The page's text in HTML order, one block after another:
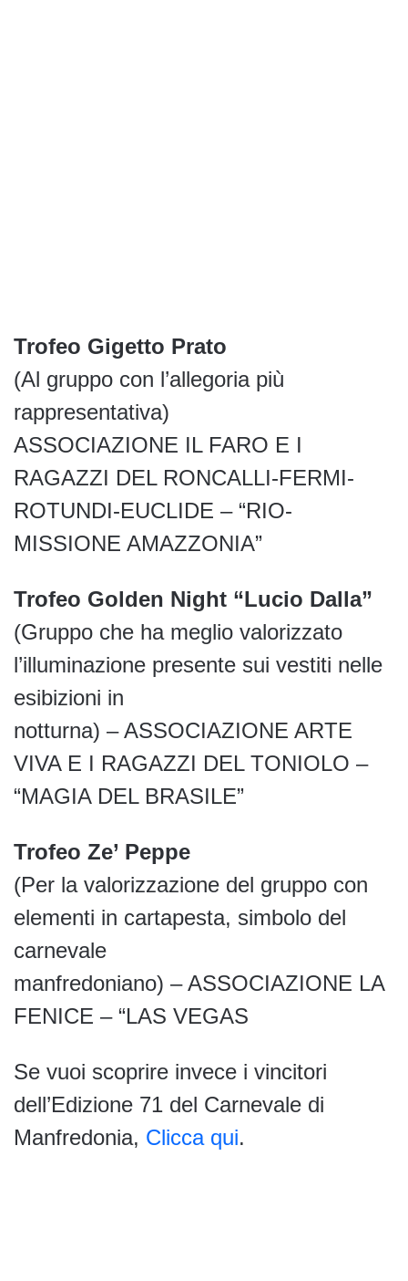
Trofeo Gigetto Prato
(Al gruppo con l’allegoria più
rappresentativa)
ASSOCIAZIONE IL FARO E I
RAGAZZI DEL RONCALLI-FERMI-
ROTUNDI-EUCLIDE – “RIO-
MISSIONE AMAZZONIA”
Trofeo Golden Night “Lucio Dalla”
(Gruppo che ha meglio valorizzato
l’illuminazione presente sui vestiti nelle
esibizioni in
notturna) – ASSOCIAZIONE ARTE
VIVA E I RAGAZZI DEL TONIOLO –
“MAGIA DEL BRASILE”
Trofeo Ze’ Peppe
(Per la valorizzazione del gruppo con
elementi in cartapesta, simbolo del
carnevale
manfredoniano) – ASSOCIAZIONE LA
FENICE – “LAS VEGAS
Se vuoi scoprire invece i vincitori
dell’Edizione 71 del Carnevale di
Manfredonia, Clicca qui.